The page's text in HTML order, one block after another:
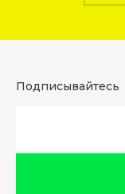
Подписывайтесь